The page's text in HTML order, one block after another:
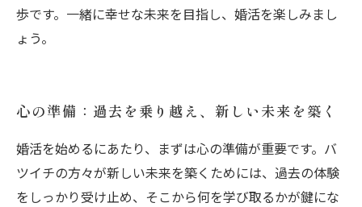
歩です。一緒に幸せな未来を目指し、婚活を楽しみまし
ょう。
心の準備：過去を乗り越え、新しい未来を築く
婚活を始めるにあたり、まずは心の準備が重要です。バ
ツイチの方々が新しい未来を築くためには、過去の体験
をしっかり受け止め、そこから何を学び取るかが鍵にな